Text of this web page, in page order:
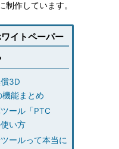
作しています。
イトペーパー
3D
能まとめ
ール「PTC
い方
ールって本当に